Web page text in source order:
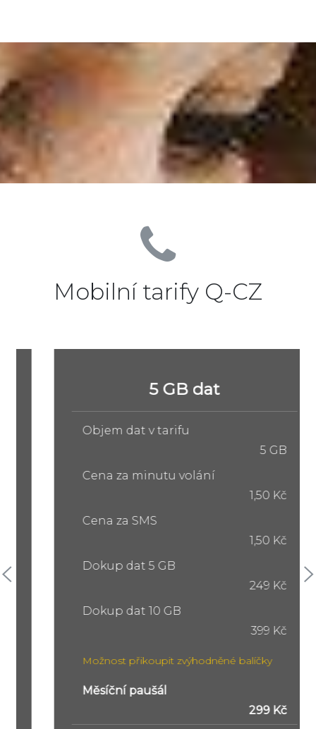
Mobilní tarify Q-CZ
5 GB dat
Objem dat v tarifu
5 GB
Cena za minutu volání
1,50 Kč
Cena za SMS
1,50 Kč
Dokup dat 5 GB
249 Kč
Dokup dat 10 GB
399 Kč
Možnost přikoupit zvýhodněné balíčky
Měsíční paušál
299 Kč